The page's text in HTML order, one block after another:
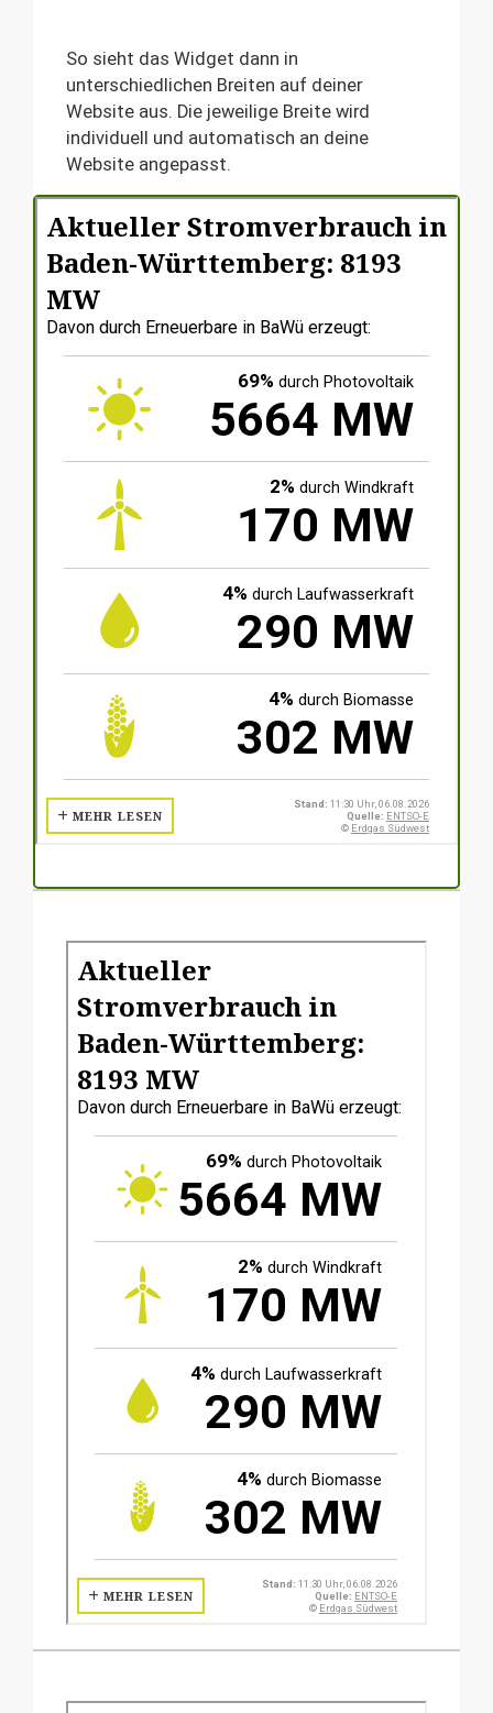
So sieht das Widget dann in
unterschiedlichen Breiten auf deiner
Website aus. Die jeweilige Breite wird
individuell und automatisch an deine
Website angepasst.